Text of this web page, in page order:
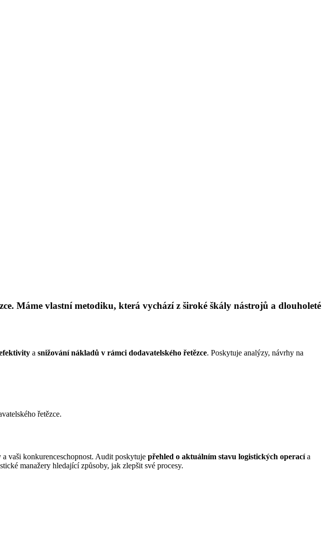
Máme vlastní metodiku, která vychází z široké škály nástrojů a dlouholeté
a snižování nákladů v rámci dodavatelského řetězce. Poskytuje analýzy, návrhy na
řetězce.
vaši konkurenceschopnost. Audit poskytuje přehled o aktuálním stavu logistických operacía
manažery hledající způsoby, jak zlepšit své procesy.